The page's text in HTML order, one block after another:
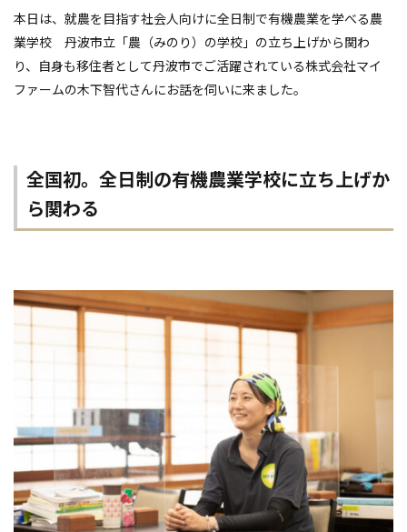
本日は、就農を目指す社会人向けに全日制で有機農業を学べる農
業学校 丹波市立「農（みのり）の学校」の立ち上げから関わ
り、自身も移住者として丹波市でご活躍されている株式会社マイ
ファームの木下智代さんにお話を伺いに来ました。
全国初。全日制の有機農業学校に立ち上げか
ら関わる